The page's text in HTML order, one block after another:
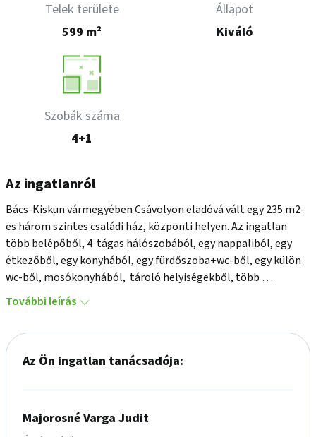
Telek területe
599 m²
Állapot
Kiváló
Szobák száma
4+1
Az ingatlanról
Bács-Kiskun vármegyében Csávolyon eladóvá vált egy 235 m2-
es három szintes családi ház, központi helyen. Az ingatlan
több belépőből, 4  tágas hálószobából, egy nappaliból, egy
étkezőből, egy konyhából, egy fürdőszoba+wc-ből, egy külön
wc-ből, mosókonyhából,  tároló helyiségekből, több
közlekedőből, kazánházból, szuterénból, egy bónusz
igény szerint gázkazánnal, klímával és cserépkályhával is
egyaránt megoldható. A vizet gázkazán melegíti. A telek
parkosított. Parkolási lehetőségre az utcán, a garázsban és az
További leírás
Az Ön ingatlan tanácsadója:
Majorosné Varga Judit